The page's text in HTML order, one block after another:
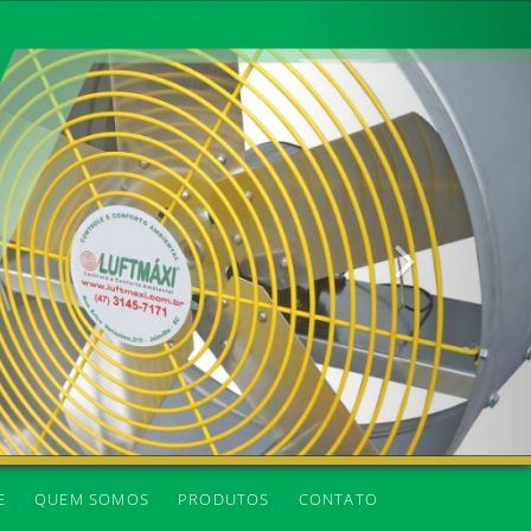
QUEM SOMOS PRODUTOS CONTATO